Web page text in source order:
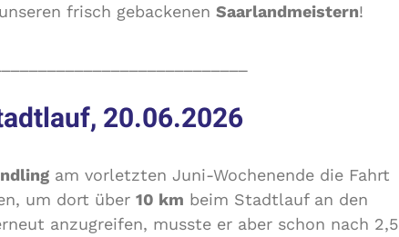
frisch gebackenen Saarlandmeistern!
20.06.2026
am vorletzten Juni-Wochenende die Fahrt
um dort über 10 km beim Stadtlauf an den
anzugreifen, musste er aber schon nach 2,5